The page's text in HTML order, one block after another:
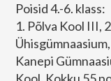
Poisid 4.-6. klass:
1. Põlva Kool III,
Kanepi